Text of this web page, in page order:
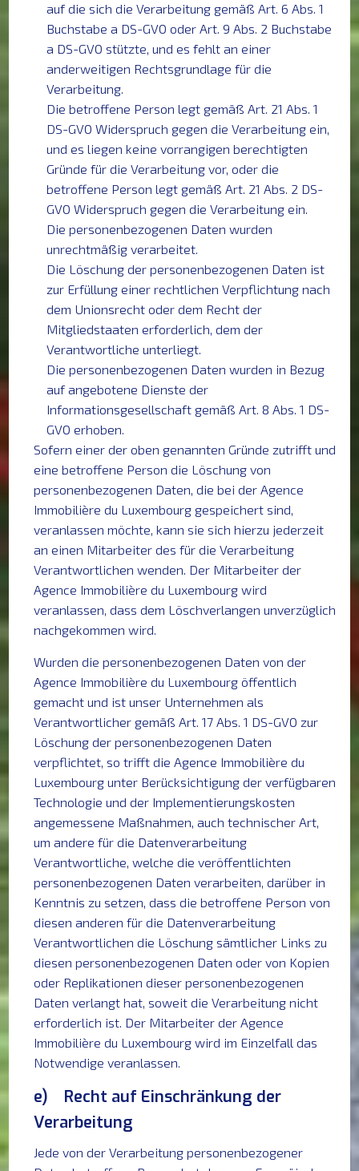
auf die sich die Verarbeitung gemäß Art. 6 Abs. 1
Buchstabe a DS-GVO oder Art. 9 Abs. 2 Buchstabe
a DS-GVO stützte, und es fehlt an einer
anderweitigen Rechtsgrundlage für die
Verarbeitung.
Die betroffene Person legt gemäß Art. 21 Abs. 1
DS-GVO Widerspruch gegen die Verarbeitung ein,
und es liegen keine vorrangigen berechtigten
Gründe für die Verarbeitung vor, oder die
betroffene Person legt gemäß Art. 21 Abs. 2 DS-
GVO Widerspruch gegen die Verarbeitung ein.
Die personenbezogenen Daten wurden
unrechtmäßig verarbeitet.
Die Löschung der personenbezogenen Daten ist
zur Erfüllung einer rechtlichen Verpflichtung nach
dem Unionsrecht oder dem Recht der
Mitgliedstaaten erforderlich, dem der
Verantwortliche unterliegt.
Die personenbezogenen Daten wurden in Bezug
auf angebotene Dienste der
Informationsgesellschaft gemäß Art. 8 Abs. 1 DS-
GVO erhoben.
Sofern einer der oben genannten Gründe zutrifft und
eine betroffene Person die Löschung von
personenbezogenen Daten, die bei der Agence
Immobilière du Luxembourg gespeichert sind,
veranlassen möchte, kann sie sich hierzu jederzeit
an einen Mitarbeiter des für die Verarbeitung
Verantwortlichen wenden. Der Mitarbeiter der
Agence Immobilière du Luxembourg wird
veranlassen, dass dem Löschverlangen unverzüglich
nachgekommen wird.
Wurden die personenbezogenen Daten von der
Agence Immobilière du Luxembourg öffentlich
gemacht und ist unser Unternehmen als
Verantwortlicher gemäß Art. 17 Abs. 1 DS-GVO zur
Löschung der personenbezogenen Daten
verpflichtet, so trifft die Agence Immobilière du
Luxembourg unter Berücksichtigung der verfügbaren
Technologie und der Implementierungskosten
angemessene Maßnahmen, auch technischer Art,
um andere für die Datenverarbeitung
Verantwortliche, welche die veröffentlichten
personenbezogenen Daten verarbeiten, darüber in
Kenntnis zu setzen, dass die betroffene Person von
diesen anderen für die Datenverarbeitung
Verantwortlichen die Löschung sämtlicher Links zu
diesen personenbezogenen Daten oder von Kopien
oder Replikationen dieser personenbezogenen
Daten verlangt hat, soweit die Verarbeitung nicht
erforderlich ist. Der Mitarbeiter der Agence
Immobilière du Luxembourg wird im Einzelfall das
Notwendige veranlassen.
e) Recht auf Einschränkung der
Verarbeitung
Jede von der Verarbeitung personenbezogener